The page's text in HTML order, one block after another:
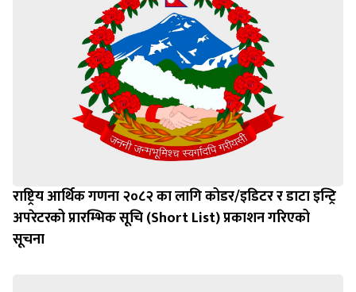
राष्ट्रिय आर्थिक गणना २०८२ का लागि कोडर/इडिटर र डाटा इन्ट्रि
अपरेटरको प्रारम्भिक सूचि (Short List) प्रकाशन गरिएको
सूचना